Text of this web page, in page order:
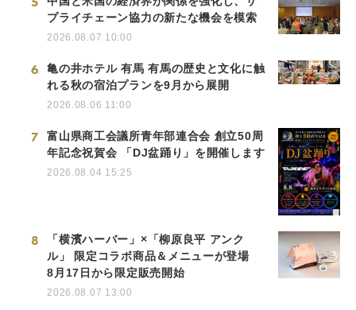
プライチェーン協力の新たな機会を模索
2026.08.07 10:00
6
亀の井ホテル 有馬 有馬の歴史と文化に触
れる秋の宿泊プランを9月から展開
2026.08.06 11:00
7
富山県商工会議所青年部連合会 創立50周
年記念祝賀会 「DJ盆踊り」を開催します
2026.08.04 15:25
8
「横濱ハーバー」×「柳原良平 アンク
ル」 限定コラボ商品＆メニューが登場
8月17日から限定販売開始
2026.08.07 13:00